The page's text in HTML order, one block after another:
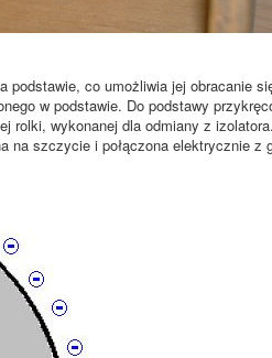
co umożliwia jej obracanie
w podstawie. Do podstawy
rolki, wykonanej dla odmiany z
na szczycie i połączona elektrycznie z